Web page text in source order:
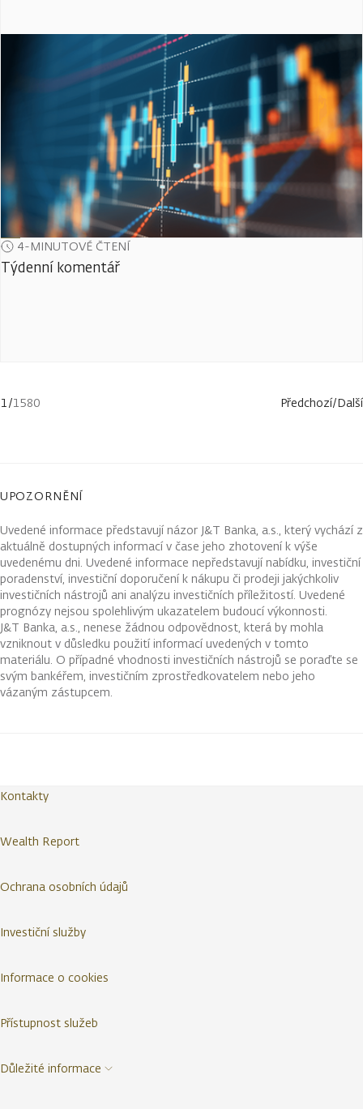
4-MINUTOVÉ ČTENÍ
Týdenní komentář
1/1580 Předchozí/Další
UPOZORNĚNÍ
Uvedené informace představují názor J&T Banka, a.s., který vychází z
aktuálně dostupných informací v čase jeho zhotovení k výše
uvedenému dni. Uvedené informace nepředstavují nabídku, investiční
poradenství, investiční doporučení k nákupu či prodeji jakýchkoliv
investičních nástrojů ani analýzu investičních příležitostí. Uvedené
prognózy nejsou spolehlivým ukazatelem budoucí výkonnosti.
J&T Banka, a.s., nenese žádnou odpovědnost, která by mohla
vzniknout v důsledku použití informací uvedených v tomto
materiálu. O případné vhodnosti investičních nástrojů se poraďte se
svým bankéřem, investičním zprostředkovatelem nebo jeho
vázaným zástupcem.
Kontakty
Wealth Report
Ochrana osobních údajů
Investiční služby
Informace o cookies
Přístupnost služeb
Důležité informace